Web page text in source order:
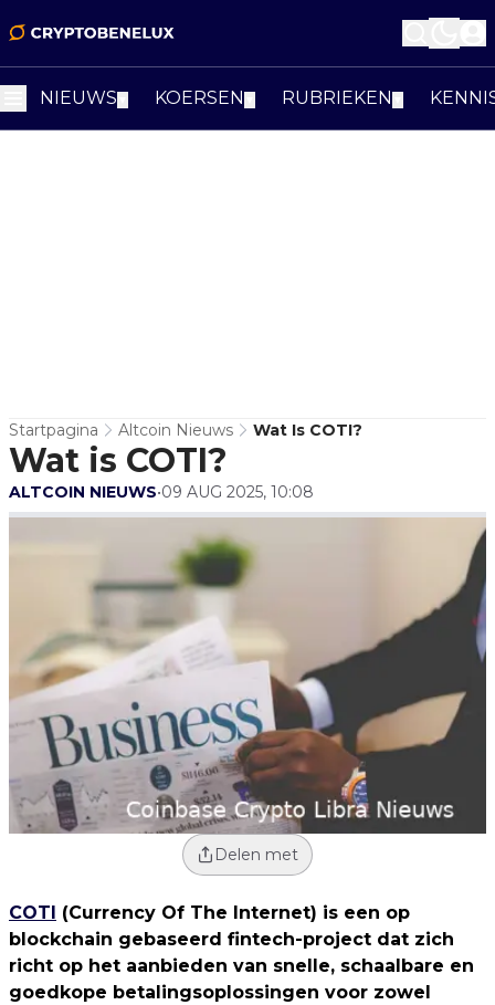
NIEUWS KOERSEN RUBRIEKEN
Startpagina Altcoin Nieuws Wat Is COTI?
Wat is COTI?
ALTCOIN NIEUWS•09 AUG 2025, 10:08
Delen met
COTI (Currency Of The Internet) is een op
blockchain gebaseerd fintech-project dat zich
richt op het aanbieden van snelle, schaalbare en
goedkope betalingsoplossingen voor zowel